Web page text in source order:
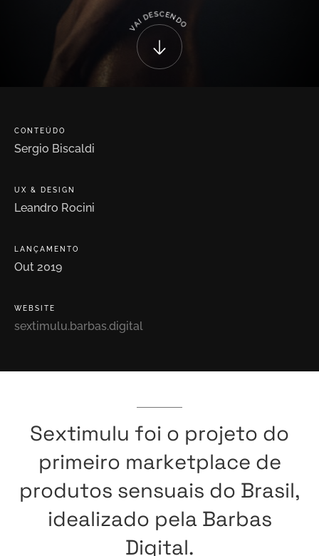
V
A
IDESCENDO
CONTEÚDO
Sergio Biscaldi
UX & DESIGN
Leandro Rocini
LANÇAMENTO
Out 2019
WEBSITE
sextimulu.barbas.digital
Sextimulu foi o projeto do
primeiro marketplace de
produtos sensuais do Brasil,
idealizado pela Barbas
Digital.